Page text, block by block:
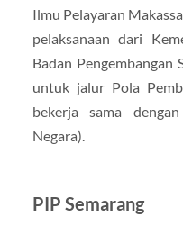
Ilmu Pelayaran
pelaksanaan dari
Badan Pengembangan
untuk jalur Pola
bekerja sama
Negara).
PIP Semarang